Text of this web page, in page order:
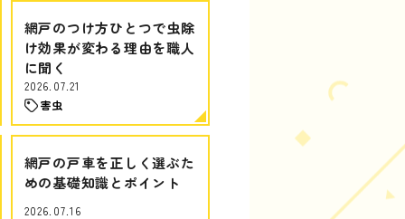
網戸のつけ方ひとつで虫除
け効果が変わる理由を職人
に聞く
2026.07.21
害虫
網戸の戸車を正しく選ぶた
めの基礎知識とポイント
2026.07.16